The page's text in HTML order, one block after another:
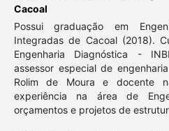
Cacoal
Possui graduação em
Integradas de Cacoal (2018).
Engenharia Diagnóstica -
assessor especial de
Rolim de Moura e docente
experiência na área de
orçamentos e projetos de